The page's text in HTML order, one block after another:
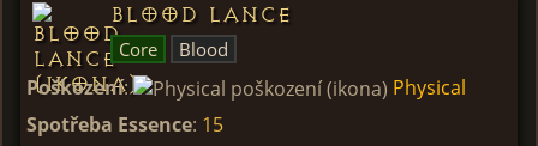
Blood Lance
Core Blood
Poškození:
Physical
Spotřeba Essence: 15